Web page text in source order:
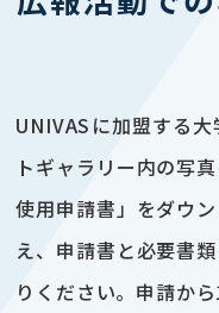
UNIVASに加盟する
トギャラリー内の写
使用申請書」をダウ
え、申請書と必要書
りください。申請か